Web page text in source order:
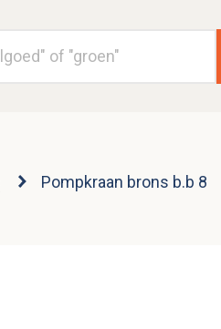
Pompkraan brons b.b 8